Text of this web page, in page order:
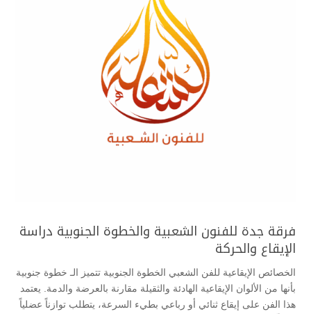
فرقة جدة للفنون الشعبية والخطوة الجنوبية دراسة
الإيقاع والحركة
الخصائص الإيقاعية للفن الشعبي الخطوة الجنوبية ​تتميز الـ خطوة جنوبية
بأنها من الألوان الإيقاعية الهادئة والثقيلة مقارنة بالعرضة والدمة. يعتمد
هذا الفن على إيقاع ثنائي أو رباعي بطيء السرعة، يتطلب توازناً عضلياً